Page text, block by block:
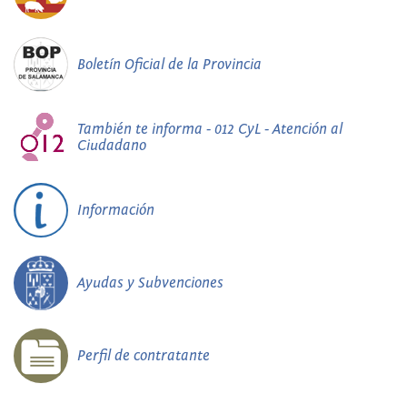
Boletín Oficial de la Provincia
También te informa - 012 CyL - Atención al
Ciudadano
Información
Ayudas y Subvenciones
Perfil de contratante